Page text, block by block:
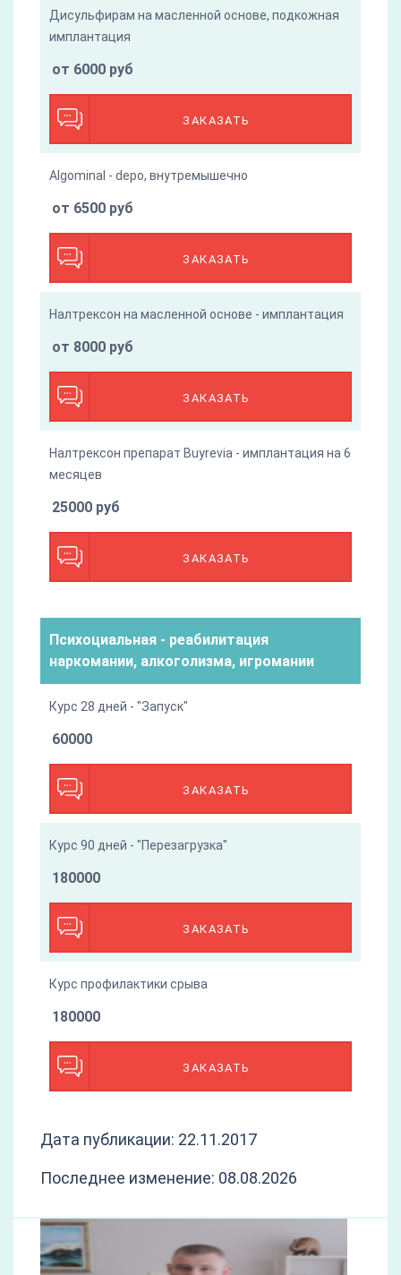
Дисульфирам на масленной основе, подкожная
имплантация
ЗАКАЗАТЬ
от 6000 руб
Algominal - depo, внутремышечно
ЗАКАЗАТЬ
от 6500 руб
Налтрексон на масленной основе - имплантация
ЗАКАЗАТЬ
от 8000 руб
Налтрексон препарат Buyrevia - имплантация на 6
месяцев
ЗАКАЗАТЬ
25000 руб
Психоциальная - реабилитация
наркомании, алкоголизма, игромании
Курс 28 дней - "Запуск"
ЗАКАЗАТЬ
60000
Курс 90 дней - "Перезагрузка"
ЗАКАЗАТЬ
180000
Курс профилактики срыва
ЗАКАЗАТЬ
180000
Дата публикации: 22.11.2017
Последнее изменение: 08.08.2026